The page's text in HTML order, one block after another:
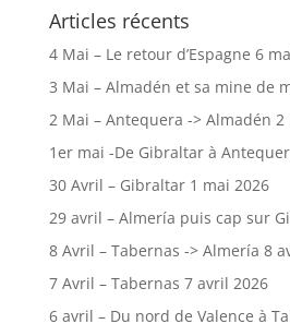
Articles récents
4 Mai – Le retour d’Espagne 6
3 Mai – Almadén et sa mine de
2 Mai – Antequera -> Almadén 2
1er mai -De Gibraltar à
30 Avril – Gibraltar 1 mai 2026
29 avril – Almería puis cap sur
8 Avril – Tabernas -> Almería 8
7 Avril – Tabernas 7 avril 2026
6 avril – Du nord de Valence à